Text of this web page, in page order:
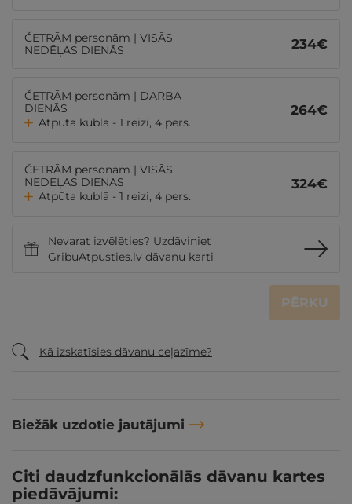
ČETRĀM personām | VISĀS
NEDĒĻAS DIENĀS
234€
ČETRĀM personām | DARBA
DIENĀS
Atpūta kublā - 1 reizi, 4 pers.
264€
ČETRĀM personām | VISĀS
NEDĒĻAS DIENĀS
Atpūta kublā - 1 reizi, 4 pers.
324€
Nevarat izvēlēties? Uzdāviniet
GribuAtpusties.lv dāvanu karti
PĒRKU
Kā izskatīsies dāvanu ceļazīme?
Biežāk uzdotie jautājumi
Citi daudzfunkcionālās dāvanu kartes
piedāvājumi: